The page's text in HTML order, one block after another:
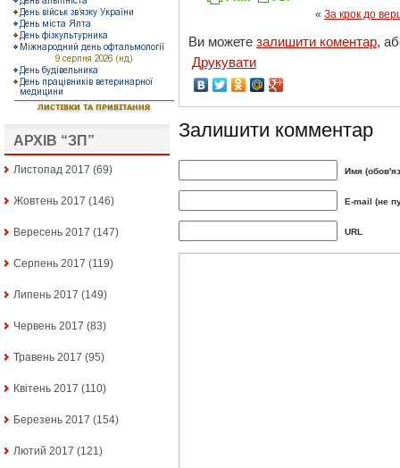
АРХІВ “ЗП”
Листопад 2017 (69)
Жовтень 2017 (146)
Вересень 2017 (147)
Серпень 2017 (119)
Липень 2017 (149)
Червень 2017 (83)
Травень 2017 (95)
Квітень 2017 (110)
Березень 2017 (154)
Лютий 2017 (121)
« За крок до
Ви можете залишити коментар,
Друкувати
Залишити комментар
Имя
E-mail (не
URL